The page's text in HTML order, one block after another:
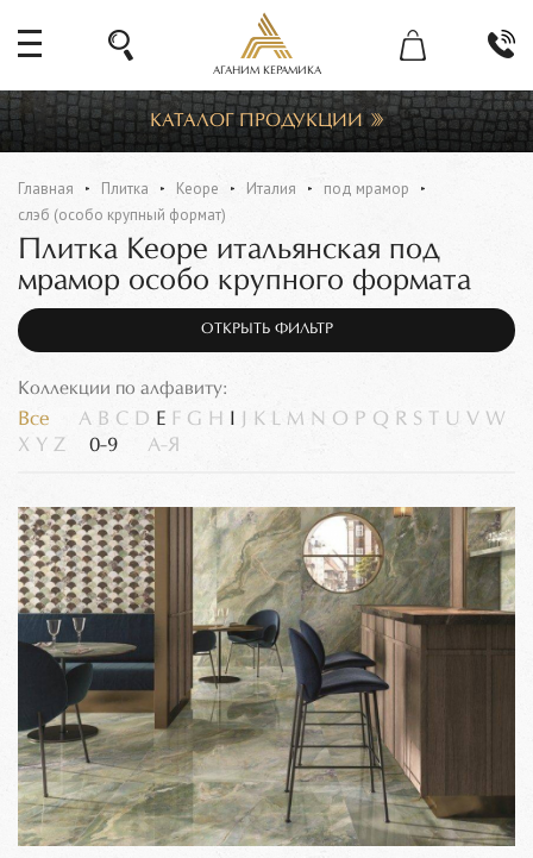
АГАНИМ КЕРАМИКА
КАТАЛОГ ПРОДУКЦИИ
Главная Плитка Keope Италия
под мрамор
слэб (особо крупный формат)
Плитка Keope итальянская под
мрамор особо крупного формата
ОТКРЫТЬ ФИЛЬТР
Коллекции по алфавиту:
Все A B C D E F G H I K L M N O P Q R S U V W
X Y Z 0-9 А-Я